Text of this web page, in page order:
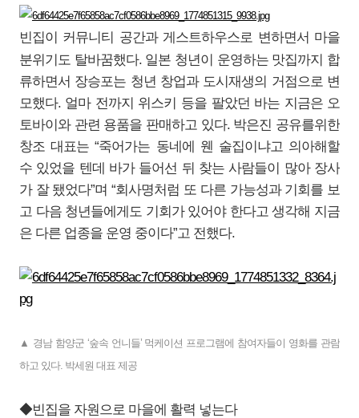
빈집이 커뮤니티 공간과 게스트하우스로 변하면서 마을
분위기도 탈바꿈했다. 일본 청년이 운영하는 맛집까지 합
류하면서 장승포는 청년 창업과 도시재생의 거점으로 변
모했다. 얼마 전까지 위스키 등을 팔았던 바는 지금은 오
토바이와 관련 용품을 판매하고 있다. 박은진 공유를위한
창조 대표는 “죽어가는 동네에 웬 술집이냐고 의아해할
수 있었을 텐데 바가 들어선 뒤 찾는 사람들이 많아 장사
가 잘 됐었다”며 “회사명처럼 또 다른 가능성과 기회를 보
고 다음 청년들에게도 기회가 있어야 한다고 생각해 지금
은 다른 업종을 운영 중이다”고 전했다.
▲ 경남 함양군 ‘숲속 언니들’ 먹케이션 프로그램에 참여자들이 영화를 관람
하고 있다. 박세원 대표 제공
◆빈집을 자원으로 마을에 활력 넣는다